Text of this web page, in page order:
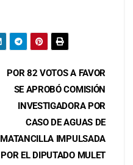
POR 82 VOTOS A FAVOR
SE APROBÓ COMISIÓN
INVESTIGADORA POR
CASO DE AGUAS DE
MATANCILLA IMPULSADA
POR EL DIPUTADO MULET